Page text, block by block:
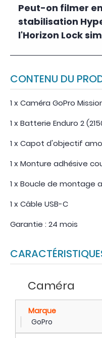
Peut-on filmer
stabilisation
l'Horizon Lock
CONTENU DU
1 x Caméra GoPro
1 x Batterie Enduro 2
1 x Capot d'objectif
1 x Monture adhésive
1 x Boucle de montage
1 x Câble USB-C
Garantie : 24 mois
Caméra
Marque
GoPro